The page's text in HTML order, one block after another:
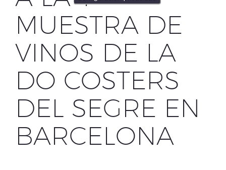
MUESTRA DE
VINOS DE LA
DO COSTERS
DEL SEGRE EN
BARCELONA